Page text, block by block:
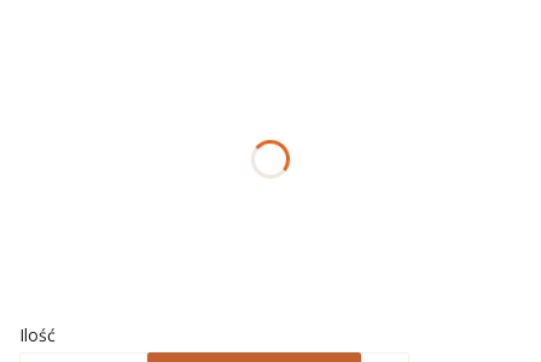
Ilość